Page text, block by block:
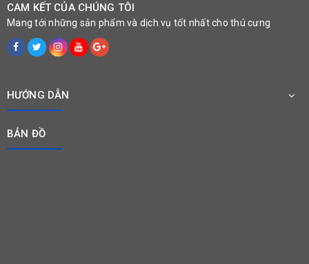
CAM KẾT CỦA CHÚNG TÔI
Mang tới những sản phẩm và dịch vụ tốt nhất cho thú cưng
HƯỚNG DẪN
BẢN ĐỒ